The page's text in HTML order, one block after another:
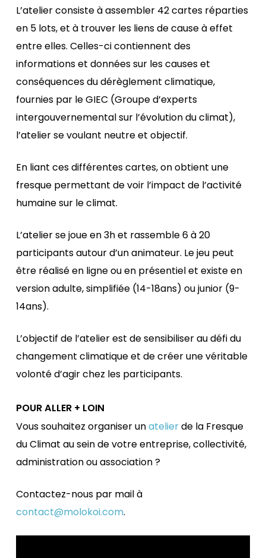
L’atelier consiste à assembler 42 cartes réparties
en 5 lots, et à trouver les liens de cause à effet
entre elles. Celles-ci contiennent des
informations et données sur les causes et
conséquences du dérèglement climatique,
fournies par le GIEC (Groupe d’experts
intergouvernemental sur l’évolution du climat),
l’atelier se voulant neutre et objectif.
En liant ces différentes cartes, on obtient une
fresque permettant de voir l’impact de l’activité
humaine sur le climat.
L’atelier se joue en 3h et rassemble 6 à 20
participants autour d’un animateur. Le jeu peut
être réalisé en ligne ou en présentiel et existe en
version adulte, simplifiée (14-18ans) ou junior (9-
14ans).
L’objectif de l’atelier est de sensibiliser au défi du
changement climatique et de créer une véritable
volonté d’agir chez les participants.
POUR ALLER + LOIN
Vous souhaitez organiser unatelierde la Fresque
du Climat au sein de votre entreprise, collectivité,
administration ou association ?
Contactez-nous par mail à
contact@molokoi.com.